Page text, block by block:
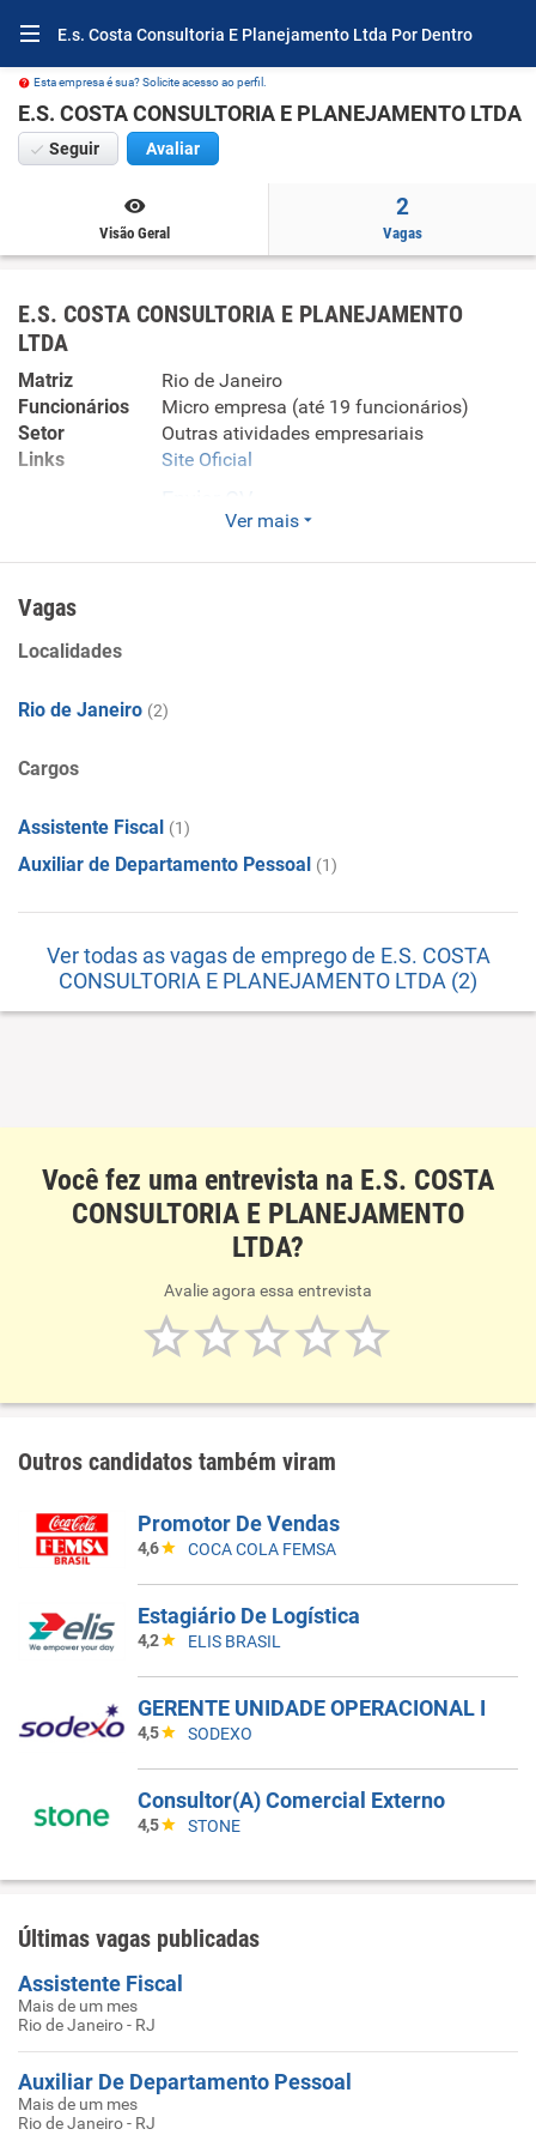
E.s. Costa Consultoria E Planejamento Ltda Por Dentro
Esta empresa é sua? Solicite acesso ao perfil.
E.S. COSTA CONSULTORIA E PLANEJAMENTO LTDA
Seguir Avaliar
Visão Geral
2
Vagas
E.S. COSTA CONSULTORIA E PLANEJAMENTO
LTDA
Matriz
Rio de Janeiro
Funcionários
Micro empresa (até 19 funcionários)
Setor
Outras atividades empresariais
Links
Site Oficial
escritório e apoio administrativo. Treinamento em
Ver mais
Vagas
Localidades
Rio de Janeiro (2)
Cargos
Assistente Fiscal (1)
Auxiliar de Departamento Pessoal (1)
Ver todas as vagas de emprego de E.S. COSTA
CONSULTORIA E PLANEJAMENTO LTDA (2)
Você fez uma entrevista na E.S. COSTA
CONSULTORIA E PLANEJAMENTO
LTDA?
Avalie agora essa entrevista
Outros candidatos também viram
Promotor De Vendas
4,6 COCA COLA FEMSA
Estagiário De Logística
4,2 ELIS BRASIL
GERENTE UNIDADE OPERACIONAL I
4,5 SODEXO
Consultor(A) Comercial Externo
4,5 STONE
Últimas vagas publicadas
Assistente Fiscal
Mais de um mes
Rio de Janeiro - RJ
Auxiliar De Departamento Pessoal
Mais de um mes
Rio de Janeiro - RJ